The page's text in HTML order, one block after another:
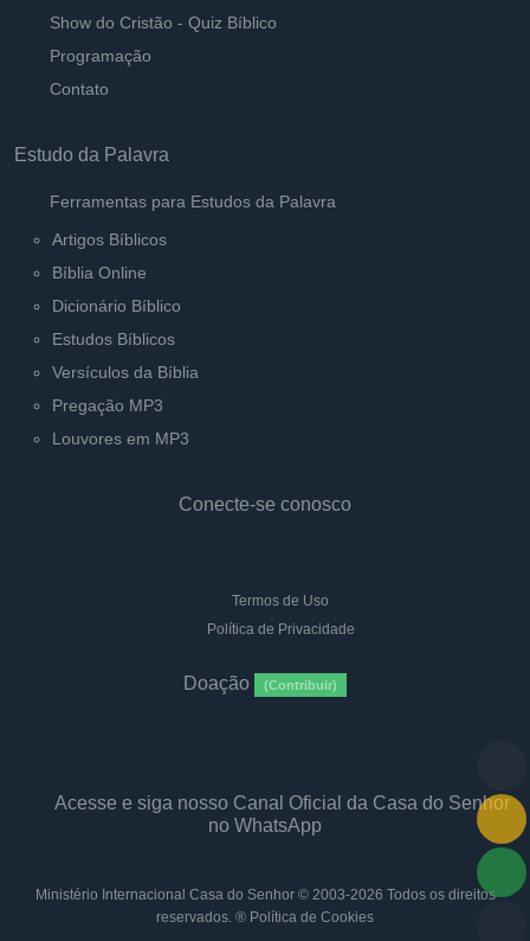
Show do Cristão - Quiz Bíblico
Programação
Contato
Estudo da Palavra
Ferramentas para Estudos da Palavra
Artigos Bíblicos
Bíblia Online
Dicionário Bíblico
Estudos Bíblicos
Versículos da Bíblia
Pregação MP3
Louvores em MP3
Conecte-se conosco
Termos de Uso
Política de Privacidade
Doação (Contribuir)
Acesse e siga nosso Canal Oficial da Casa do Senhor
no WhatsApp
Ministério Internacional Casa do Senhor© 2003-2026 Todos os direitos
reservados. ® Política de Cookies